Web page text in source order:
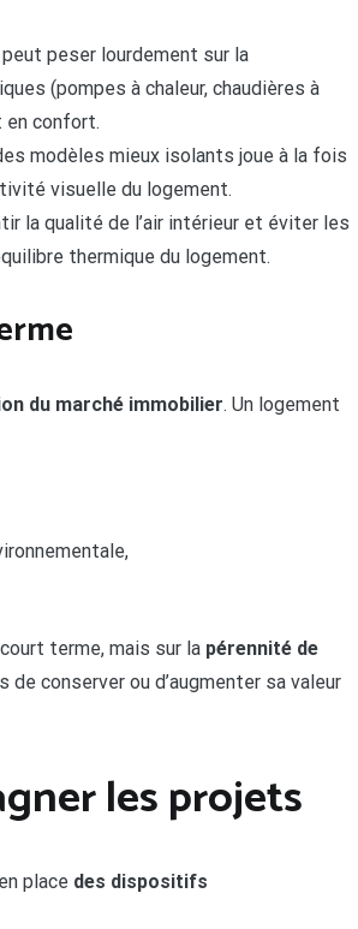
peser lourdement sur la
(pompes à chaleur, chaudières à
en confort.
modèles mieux isolants joue à la fois
visuelle du logement.
la qualité de l’air intérieur et éviter les
thermique du logement.
du marché immobilier. Un logement
terme, mais sur la pérennité de
conserver ou d’augmenter sa valeur
les projets
place des dispositifs